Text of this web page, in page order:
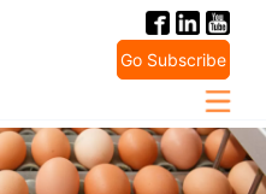
Go Subscribe